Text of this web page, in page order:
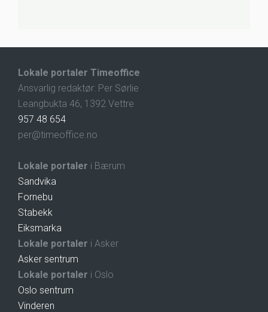
Lokale portaler Timeoffice
Ansvarlig redaktør: Per Sørlie
Leangbukta 46, 1392 Vettre
957 48 654
per@timeoffice.no
Lokale portaler i Bærum
Sandvika
Fornebu
Stabekk
Eiksmarka
Lokale portaler i Asker
Asker sentrum
Lokale portaler i Oslo
Oslo sentrum
Vinderen